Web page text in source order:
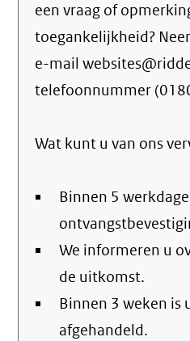
een vraag of
toegankelijkheid?
e-mail
telefoonnummer
Wat kunt u van ons
Binnen 5
We informeren u
de uitkomst.
Binnen 3 weken is
afgehandeld.